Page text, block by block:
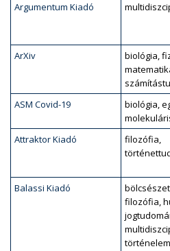
Argumentum Kiadó
ArXiv
biológia,
ASM Covid-19
biológia,
Attraktor Kiadó
filozófia,
Balassi Kiadó
filozófia,
történelem